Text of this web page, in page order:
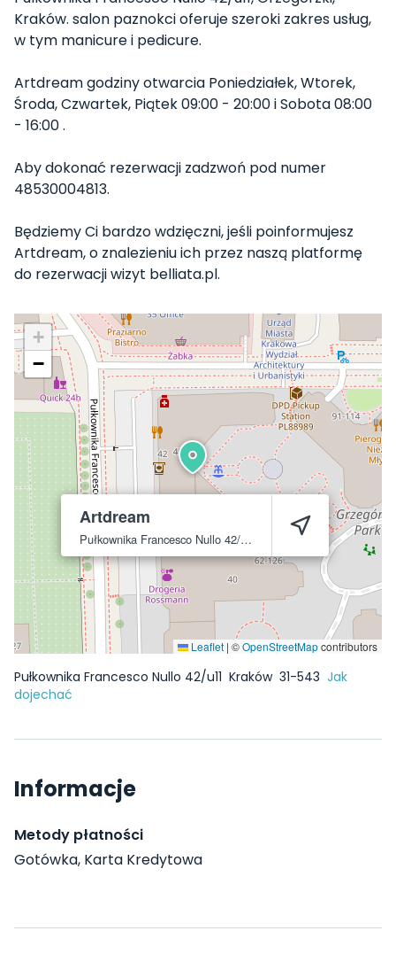
Kraków. salon paznokci oferuje szeroki zakres usług,
w tym manicure i pedicure.
Artdream godziny otwarcia Poniedziałek, Wtorek,
Środa, Czwartek, Piątek 09:00 - 20:00 i Sobota 08:00
- 16:00 .
Aby dokonać rezerwacji zadzwoń pod numer
48530004813.
Będziemy Ci bardzo wdzięczni, jeśli poinformujesz
Artdream, o znalezieniu ich przez naszą platformę
do rezerwacji wizyt belliata.pl.
Artdream
Pułkownika Francesco Nullo 42/u11 31-543
+
−
Leaflet | ©OpenStreetMapcontributors
Pułkownika Francesco Nullo 42/u11 Kraków 31-543 Jak
dojechać
Informacje
Metody płatności
Gotówka, Karta Kredytowa